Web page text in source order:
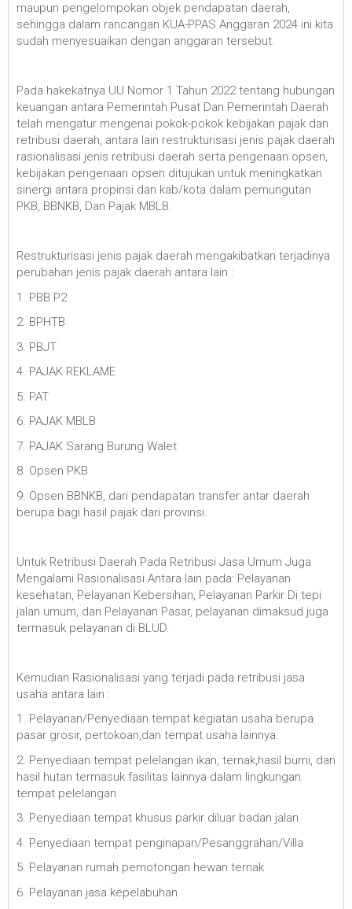
maupun pengelompokan objek pendapatan daerah,
sehingga dalam rancangan KUA-PPAS Anggaran 2024 ini kita
sudah menyesuaikan dengan anggaran tersebut.
Pada hakekatnya UU Nomor 1 Tahun 2022 tentang hubungan
keuangan antara Pemerintah Pusat Dan Pemerintah Daerah
telah mengatur mengenai pokok-pokok kebijakan pajak dan
retribusi daerah, antara lain restrukturisasi jenis pajak daerah
rasionalisasi jenis retribusi daerah serta pengenaan opsen,
kebijakan pengenaan opsen ditujukan untuk meningkatkan
sinergi antara propinsi dan kab/kota dalam pemungutan
PKB, BBNKB, Dan Pajak MBLB.
Restrukturisasi jenis pajak daerah mengakibatkan terjadinya
perubahan jenis pajak daerah antara lain :
1. PBB P2
2. BPHTB
3. PBJT
4. PAJAK REKLAME
5. PAT
6. PAJAK MBLB
7. PAJAK Sarang Burung Walet
8. Opsen PKB
9. Opsen BBNKB, dari pendapatan transfer antar daerah
berupa bagi hasil pajak dari provinsi.
Untuk Retribusi Daerah Pada Retribusi Jasa Umum Juga
Mengalami Rasionalisasi Antara lain pada: Pelayanan
kesehatan, Pelayanan Kebersihan, Pelayanan Parkir Di tepi
jalan umum, dan Pelayanan Pasar, pelayanan dimaksud juga
termasuk pelayanan di BLUD.
Kemudian Rasionalisasi yang terjadi pada retribusi jasa
usaha antara lain :
1. Pelayanan/Penyediaan tempat kegiatan usaha berupa
pasar grosir, pertokoan,dan tempat usaha lainnya.
2. Penyediaan tempat pelelangan ikan, ternak,hasil bumi, dan
hasil hutan termasuk fasilitas lainnya dalam lingkungan
tempat pelelangan
3. Penyediaan tempat khusus parkir diluar badan jalan
4. Penyediaan tempat penginapan/Pesanggrahan/Villa
5. Pelayanan rumah pemotongan hewan ternak
6. Pelayanan jasa kepelabuhan